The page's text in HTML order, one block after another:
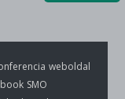
weboldal
SMO